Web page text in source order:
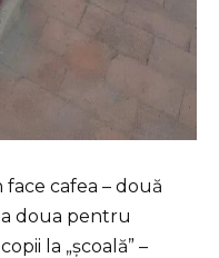
cafea – două
doua pentru
la „școală” –